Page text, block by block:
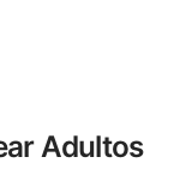
Adultos